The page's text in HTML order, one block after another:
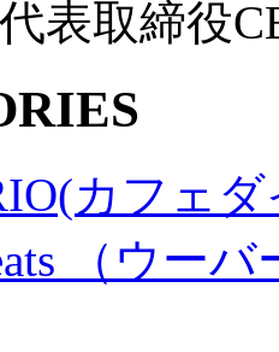
表取締役
カフェ
（ウー